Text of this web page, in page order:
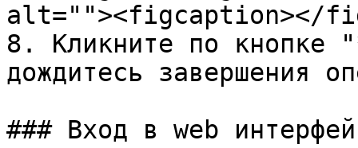
alt=""><figcaption></
8. Кликните по кнопке
дождитесь завершения
### Вход в web